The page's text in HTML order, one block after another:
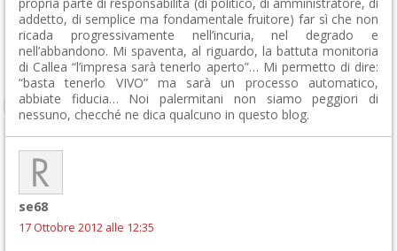
addetto, di semplice ma fondamentale fruitore) far sì che non
ricada progressivamente nell’incuria, nel degrado e
nell’abbandono. Mi spaventa, al riguardo, la battuta monitoria
di Callea “l’impresa sarà tenerlo aperto”… Mi permetto di dire:
“basta tenerlo VIVO” ma sarà un processo automatico,
abbiate fiducia… Noi palermitani non siamo peggiori di
nessuno, checché ne dica qualcuno in questo blog.
se68
17 Ottobre 2012 alle 12:35